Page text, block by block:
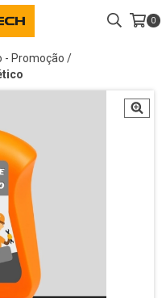
0
- Promoção /